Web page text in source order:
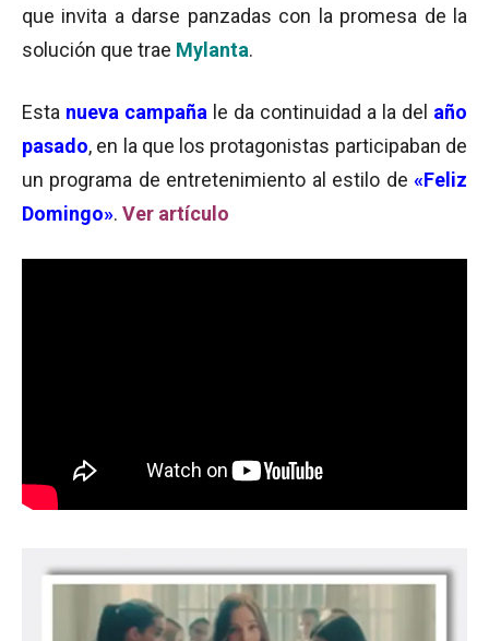
que invita a darse panzadas con la promesa de la
solución que trae Mylanta.
Esta nueva campaña le da continuidad a la del año
pasado, en la que los protagonistas participaban de
un programa de entretenimiento al estilo de «Feliz
Domingo». Ver artículo